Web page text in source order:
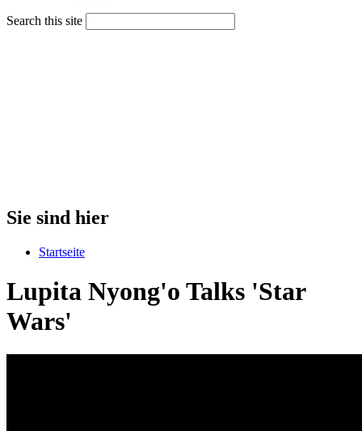
Search this site
Sie sind hier
Startseite
Lupita Nyong'o Talks 'Star
Wars'